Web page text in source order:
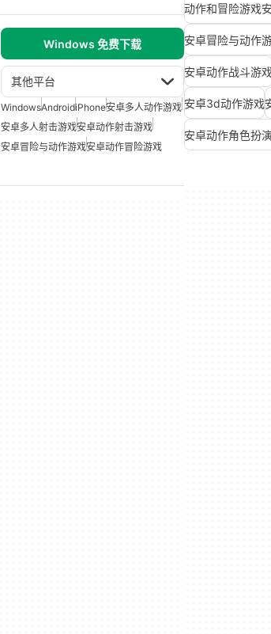
Windows 免费下载
其他平台
WindowsAndroidiPhone安卓多人动作游戏
安卓多人射击游戏安卓动作射击游戏
安卓冒险与动作游戏安卓动作冒险游戏
动作和冒险游戏
安卓冒险与动作
安卓动作战斗游
安卓3d动作游戏
安卓动作角色扮